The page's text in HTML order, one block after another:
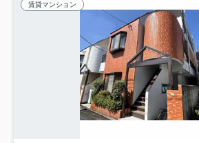
賃貸マンション